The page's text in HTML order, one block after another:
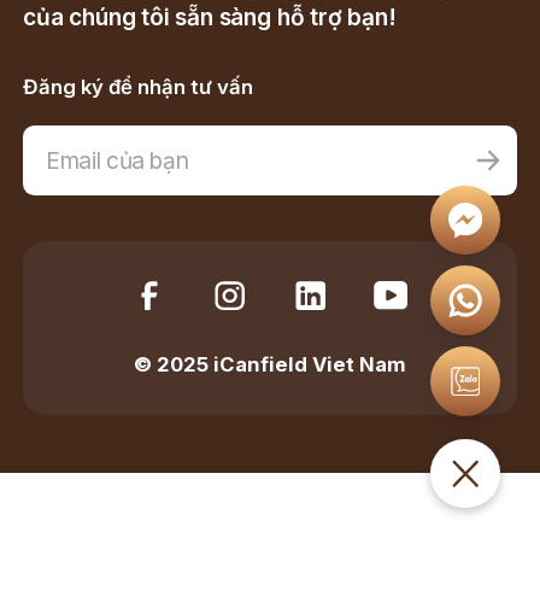
của chúng tôi sẵn sàng hỗ trợ bạn!
Đăng ký để nhận tư vấn
© 2025 iCanfield Viet Nam